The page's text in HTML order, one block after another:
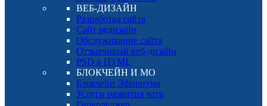
ВЕБ-ДИЗАЙН
Разработка сайта
Сайт редизайн
Обслуживание сайта
Отзывчивый веб-дизайн
PSD в HTML
БЛОКЧЕЙН И МО
Блокчейн Эфириума
Услуги развития чата